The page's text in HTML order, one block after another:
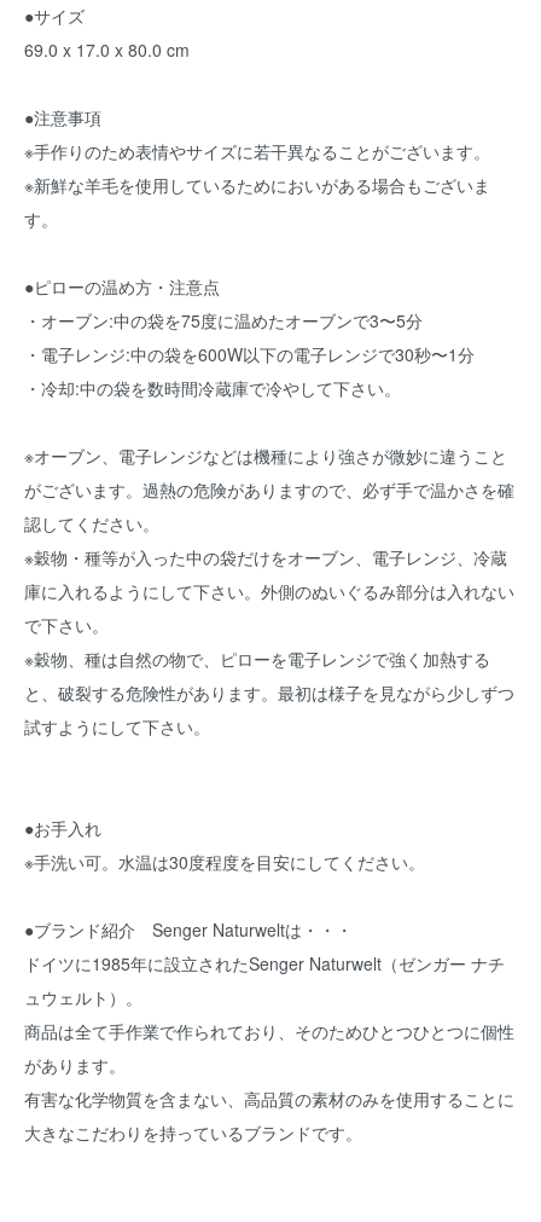
●サイズ
69.0 x 17.0 x 80.0 cm
●注意事項
※手作りのため表情やサイズに若干異なることがございます。
※新鮮な羊毛を使用しているためにおいがある場合もございま
す。
●ピローの温め方・注意点
・オーブン:中の袋を75度に温めたオーブンで3〜5分
・電子レンジ:中の袋を600W以下の電子レンジで30秒〜1分
・冷却:中の袋を数時間冷蔵庫で冷やして下さい。
※オーブン、電子レンジなどは機種により強さが微妙に違うこと
がございます。過熱の危険がありますので、必ず手で温かさを確
認してください。
※穀物・種等が入った中の袋だけをオーブン、電子レンジ、冷蔵
庫に入れるようにして下さい。外側のぬいぐるみ部分は入れない
で下さい。
※穀物、種は自然の物で、ピローを電子レンジで強く加熱する
と、破裂する危険性があります。最初は様子を見ながら少しずつ
試すようにして下さい。
●お手入れ
※手洗い可。水温は30度程度を目安にしてください。
●ブランド紹介 Senger Naturweltは・・・
ドイツに1985年に設立されたSenger Naturwelt（ゼンガー ナチ
ュウェルト）。
商品は全て手作業で作られており、そのためひとつひとつに個性
があります。
有害な化学物質を含まない、高品質の素材のみを使用することに
大きなこだわりを持っているブランドです。